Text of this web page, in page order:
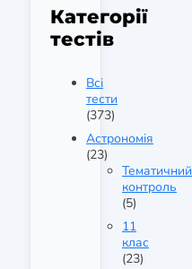
Категорії
тестів
Всі
тести
(373)
Астрономія
(23)
Тематичний
контроль
(5)
11
клас
(23)